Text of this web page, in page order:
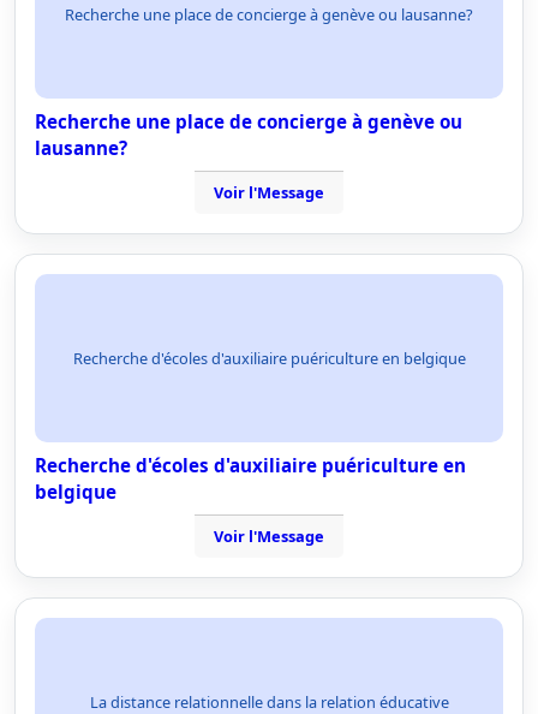
Recherche une place de concierge à genève ou lausanne?
Recherche une place de concierge à genève ou
lausanne?
Voir l'Message
Recherche d'écoles d'auxiliaire puériculture en belgique
Recherche d'écoles d'auxiliaire puériculture en
belgique
Voir l'Message
La distance relationnelle dans la relation éducative